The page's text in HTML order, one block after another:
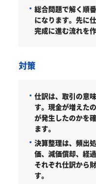
総合問題で解く順
になります。先に
完成に進む流れを
対策
仕訳は、取引の意
す。 現金が増えた
が発生したのかを
ます。
決算整理は、頻出
価、減価償却、経
それぞれ仕訳から
す。